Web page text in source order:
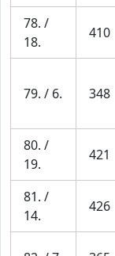
78. /
18.
410
79. / 6. 348
80. /
19.
421
81. /
14.
426